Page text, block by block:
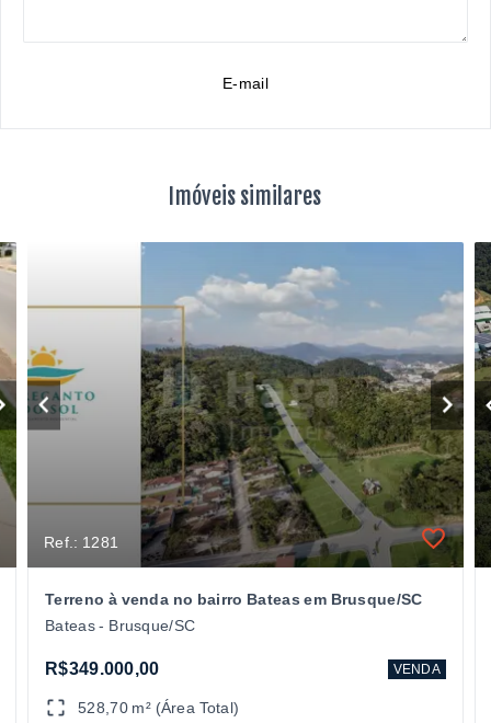
E-mail
Imóveis similares
Ref.: 1281
Terreno à venda no bairro Bateas em Brusque/SC
Bateas - Brusque/SC
R$349.000,00 VENDA
528,70 m² (Área Total)